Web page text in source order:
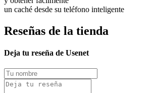
un caché desde su teléfono inteligente
Reseñas de la tienda
Deja tu reseña de Usenet